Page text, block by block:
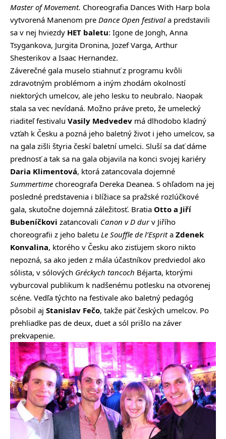
Master of Movement. Choreografia Dances With Harp bola
vytvorená Manenom pre Dance Open festival a predstavili
sa v nej hviezdy HET baletu: Igone de Jongh, Anna
Tsygankova, Jurgita Dronina, Jozef Varga, Arthur
Shesterikov a Isaac Hernandez.
Záverečné gala muselo stiahnuť z programu kvôli
zdravotným problémom a iným zhodám okolností
niektorých umelcov, ale jeho lesku to neubralo. Naopak
stala sa vec nevídaná. Možno práve preto, že umelecký
riaditeľ festivalu Vasily Medvedev má dlhodobo kladný
vzťah k Česku a pozná jeho baletný život i jeho umelcov, sa
na gala zišli štyria českí baletní umelci. Sluší sa dať dáme
prednosť a tak sa na gala objavila na konci svojej kariéry
Daria Klimentová, ktorá zatancovala dojemné
Summertime choreografa Dereka Deanea. S ohľadom na jej
posledné predstavenia i blížiace sa pražské rozlúčkové
gala, skutočne dojemná záležitosť. Bratia Otto a Jiří
Bubeníčkovi zatancovali Canon v D durv Jiřího
choreografii z jeho baletu Le Souffle de l’Esprita Zdenek
Konvalina, ktorého v Česku ako zisťujem skoro nikto
nepozná, sa ako jeden z mála účastníkov predviedol ako
sólista, v sólových Gréckych tancoch Béjarta, ktorými
vyburcoval publikum k nadšenému potlesku na otvorenej
scéne. Vedľa týchto na festivale ako baletný pedagóg
pôsobil aj Stanislav Fečo, takže päť českých umelcov. Po
prehliadke pas de deux, duet a sól prišlo na záver
prekvapenie.